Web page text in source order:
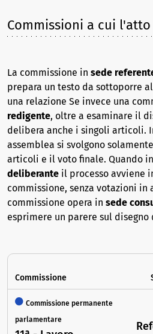
Commissioni a cui
La commissione in sede
prepara un testo da sottoporre
una relazione Se invece una
redigente, oltre a esaminare il
delibera anche i singoli articoli.
assemblea si svolgono
articoli e il voto finale. Quando
deliberante il processo avviene
commissione, senza votazioni in
commissione opera in sede
esprimere un parere sul disegno
Commissione
Commissione permanente
parlamentare